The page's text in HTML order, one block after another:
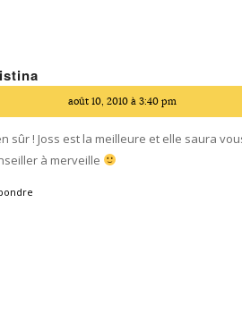
août 10, 2010 à 3:40 pm
sûr ! Joss est la meilleure et elle saura
à merveille